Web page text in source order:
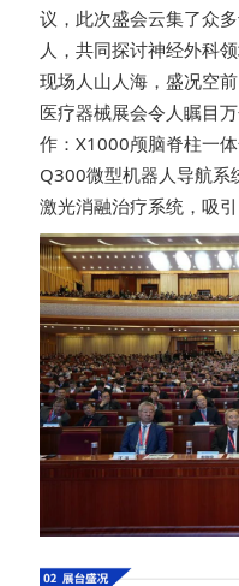
议，此次盛会云集了众
人，共同探讨神经外科
现场人山人海，盛况空
医疗器械展会令人瞩目
作：X1000颅脑脊柱一
Q300微型机器人导航系
激光消融治疗系统，吸引